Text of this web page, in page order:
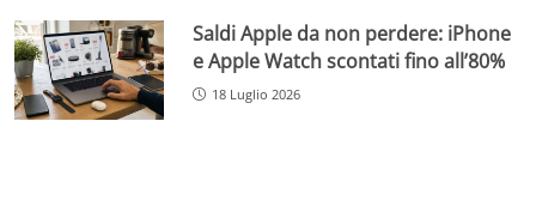
Saldi Apple da non perdere: iPhone
e Apple Watch scontati fino all’80%
18 Luglio 2026